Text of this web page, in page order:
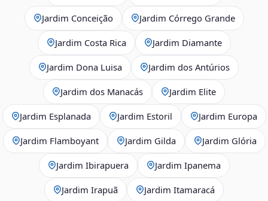
Jardim Conceição Jardim Córrego Grande
Jardim Costa Rica Jardim Diamante
Jardim Dona Luisa Jardim dos Antúrios
Jardim dos Manacás Jardim Elite
Jardim Esplanada Jardim Estoril Jardim Europa
Jardim Flamboyant Jardim Gilda Jardim Glória
Jardim Ibirapuera Jardim Ipanema
Jardim Irapuã Jardim Itamaracá